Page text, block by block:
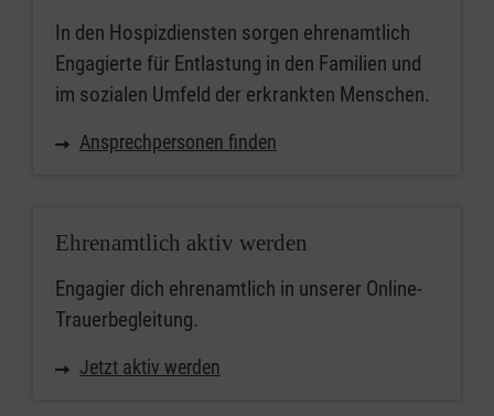
In den Hospizdiensten sorgen ehrenamtlich
Engagierte für Entlastung in den Familien und
im sozialen Umfeld der erkrankten Menschen.
Ansprechpersonen finden
Ehrenamtlich aktiv werden
Engagier dich ehrenamtlich in unserer Online-
Trauerbegleitung.
Jetzt aktiv werden